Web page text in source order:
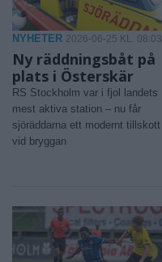
NYHETER 2026-06-25 KL. 08:03
Ny räddningsbåt på
plats i Österskär
RS Stockholm var i fjol landets
mest aktiva station – nu får
sjöräddarna ett modernt tillskott
vid bryggan